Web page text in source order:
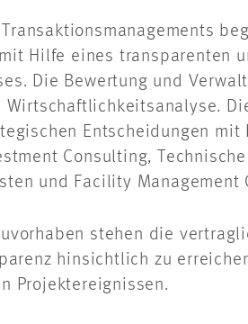
Hilfe eines transparenten
Die Bewertung und
Wirtschaftlichkeitsanalyse.
Entscheidungen
Consulting,
und Facility Management
stehen die
hinsichtlich zu
Projektereignissen.